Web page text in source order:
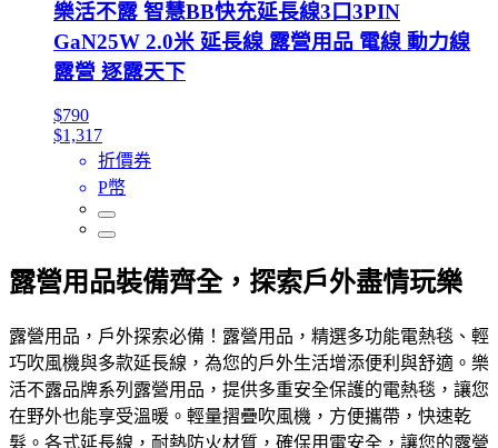
樂活不露 智慧BB快充延長線3口3PIN
GaN25W 2.0米 延長線 露營用品 電線 動力線
露營 逐露天下
$790
$1,317
折價券
P幣
露營用品裝備齊全，探索戶外盡情玩樂
露營用品，戶外探索必備！露營用品，精選多功能電熱毯、輕
巧吹風機與多款延長線，為您的戶外生活增添便利與舒適。樂
活不露品牌系列露營用品，提供多重安全保護的電熱毯，讓您
在野外也能享受溫暖。輕量摺疊吹風機，方便攜帶，快速乾
髮。各式延長線，耐熱防火材質，確保用電安全，讓您的露營